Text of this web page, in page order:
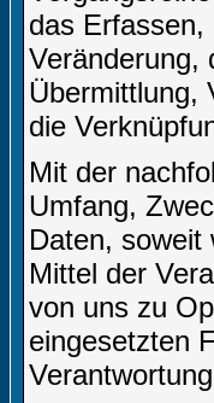
das Erfassen,
Veränderung,
Übermittlung,
die
Mit der
Umfang,
Daten, soweit
Mittel der
von uns zu
eingesetzten